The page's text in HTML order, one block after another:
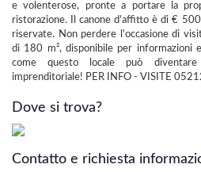
e volenterose, pronte a portare la
ristorazione. Il canone d'affitto è di €
riservate. Non perdere l'occasione di
di 180 m², disponibile per informazioni
come questo locale può
imprenditoriale! PER INFO - VISITE
Dove si trova?
Contatto e richiesta